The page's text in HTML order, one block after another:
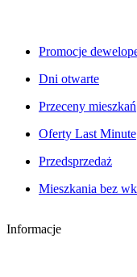
Promocje
Dni otwarte
Przeceny mieszkań
Oferty Last Minute
Przedsprzedaż
Mieszkania bez
Informacje